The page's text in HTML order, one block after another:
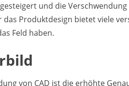
und die
Produktdesign bietet viele
Feld haben.
von CAD ist die erhöhte